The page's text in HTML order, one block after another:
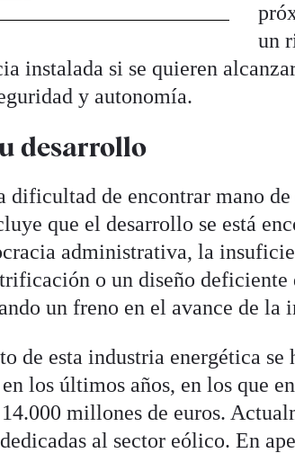
un
instalada si se quieren
y autonomía.
desarrollo
dificultad de encontrar mano
que el desarrollo se está
administrativa, la
o un diseño deficiente
un freno en el avance de la
de esta industria energética se
los últimos años, en los que
millones de euros.
al sector eólico. En